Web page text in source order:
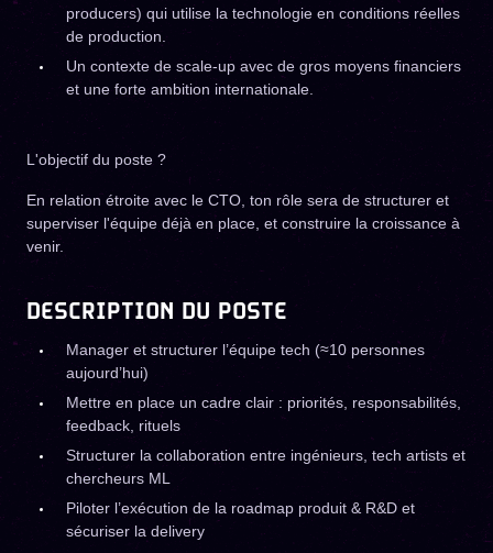
producers) qui utilise la technologie en conditions réelles
de production.
Un contexte de scale-up avec de gros moyens financiers
et une forte ambition internationale.
L'objectif du poste ?
En relation étroite avec le CTO, ton rôle sera de structurer et
superviser l'équipe déjà en place, et construire la croissance à
venir.
DESCRIPTION DU POSTE
Manager et structurer l’équipe tech (≈10 personnes
aujourd’hui)
Mettre en place un cadre clair : priorités, responsabilités,
feedback, rituels
Structurer la collaboration entre ingénieurs, tech artists et
chercheurs ML
Piloter l’exécution de la roadmap produit & R&D et
sécuriser la delivery